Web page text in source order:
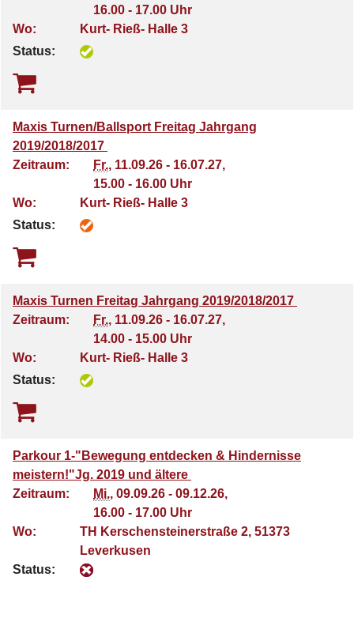
16.00 - 17.00 Uhr
Wo:
Kurt- Rieß- Halle 3
Status:
Maxis Turnen/Ballsport Freitag Jahrgang
2019/2018/2017
Zeitraum:
Fr., 11.09.26 - 16.07.27,
15.00 - 16.00 Uhr
Wo:
Kurt- Rieß- Halle 3
Status:
Maxis Turnen Freitag Jahrgang 2019/2018/2017
Zeitraum:
Fr., 11.09.26 - 16.07.27,
14.00 - 15.00 Uhr
Wo:
Kurt- Rieß- Halle 3
Status:
Parkour 1-"Bewegung entdecken & Hindernisse
meistern!"Jg. 2019 und ältere
Zeitraum:
Mi., 09.09.26 - 09.12.26,
16.00 - 17.00 Uhr
Wo:
TH Kerschensteinerstraße 2, 51373
Leverkusen
Status: